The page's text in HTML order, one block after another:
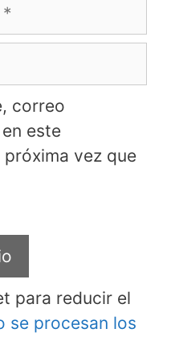
correo
este
vez que
para reducir el
se procesan los